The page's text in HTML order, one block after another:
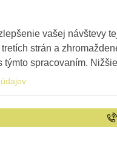
vašej návštevy
strán a
týmto spracovaním.